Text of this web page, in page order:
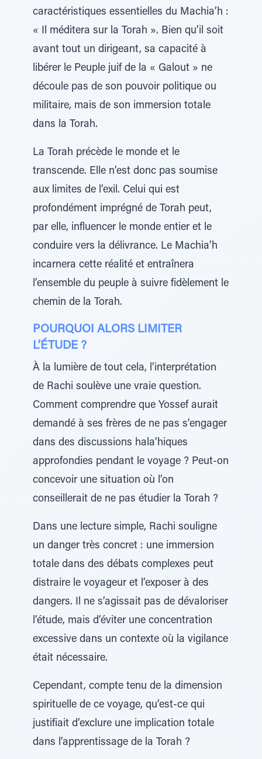
caractéristiques essentielles du Machia’h :
« Il méditera sur la Torah ». Bien qu’il soit
avant tout un dirigeant, sa capacité à
libérer le Peuple juif de la « Galout » ne
découle pas de son pouvoir politique ou
militaire, mais de son immersion totale
dans la Torah.
La Torah précède le monde et le
transcende. Elle n’est donc pas soumise
aux limites de l’exil. Celui qui est
profondément imprégné de Torah peut,
par elle, influencer le monde entier et le
conduire vers la délivrance. Le Machia’h
incarnera cette réalité et entraînera
l’ensemble du peuple à suivre fidèlement le
chemin de la Torah.
POURQUOI ALORS LIMITER
L’ÉTUDE ?
À la lumière de tout cela, l’interprétation
de Rachi soulève une vraie question.
Comment comprendre que Yossef aurait
demandé à ses frères de ne pas s’engager
dans des discussions hala’hiques
approfondies pendant le voyage ? Peut-on
concevoir une situation où l’on
conseillerait de ne pas étudier la Torah ?
Dans une lecture simple, Rachi souligne
un danger très concret : une immersion
totale dans des débats complexes peut
distraire le voyageur et l’exposer à des
dangers. Il ne s’agissait pas de dévaloriser
l’étude, mais d’éviter une concentration
excessive dans un contexte où la vigilance
était nécessaire.
Cependant, compte tenu de la dimension
spirituelle de ce voyage, qu’est-ce qui
justifiait d’exclure une implication totale
dans l’apprentissage de la Torah ?